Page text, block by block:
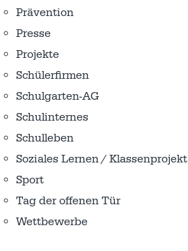
Prävention
Presse
Projekte
Schülerfirmen
Schulgarten-AG
Schulinternes
Schulleben
Soziales Lernen / Klassenprojekt
Sport
Tag der offenen Tür
Wettbewerbe